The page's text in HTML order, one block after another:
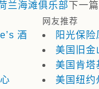
兰海滩俱乐部下一
酒
网友推荐
阳光保
美国旧金
美国肯塔
美国纽约